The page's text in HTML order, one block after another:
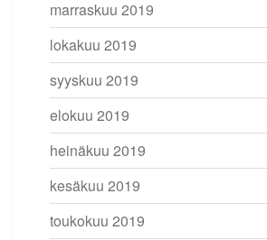
marraskuu 2019
lokakuu 2019
syyskuu 2019
elokuu 2019
heinäkuu 2019
kesäkuu 2019
toukokuu 2019